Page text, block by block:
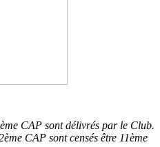
CAP sont délivrés par le Club.
CAP sont censés être 11ème